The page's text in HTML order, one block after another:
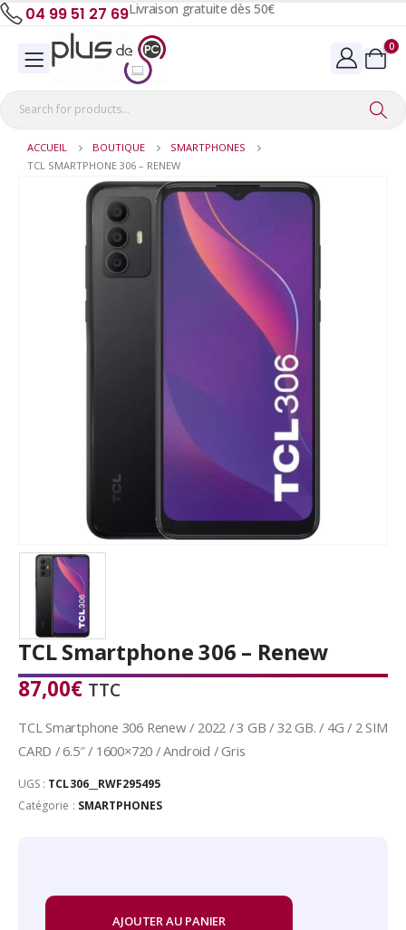
04 99 51 27 69Livraison gratuite dès 50€
0
ACCUEIL BOUTIQUE
SMARTPHONES
TCL SMARTPHONE 306 – RENEW
TCL Smartphone 306 – Renew
87,00€ TTC
TCL Smartphone 306 Renew / 2022 / 3 GB / 32 GB. / 4G / 2 SIM
CARD / 6.5″ / 1600×720 / Android / Gris
UGS : TCL306__RWF295495
Catégorie : SMARTPHONES
AJOUTER AU PANIER